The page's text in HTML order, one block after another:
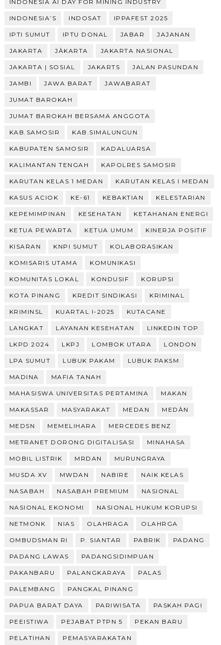
INDONESIA AI DAY FOR MINING INDUSTRY
INDONESIA’S INDOSAT IPPAFEST 2025
IPTI SUMUT IPTU DONAL JABAR JAJANAN
JAKARTA JÀKARTA JAKARTA NASIONAL
JAKARTA | SOSIAL JAKARTS JALAN PASUNDAN
JAMBI JAWA BARAT JAWABARAT
JUMAT BAROKAH
JUMAT BAROKAH BERSAMA ANGGOTA
KAB.SAMOSIR KAB.SIMALUNGUN
KABUPATEN SAMOSIR KADALUARSA
KALIMANTAN TENGAH KAPOLRES SAMOSIR
KARUTAN KELAS 1 MEDAN KARUTAN KELAS I MEDAN
KASUS ACIOK KE-61 KEBAKTIAN KELESTARIAN
KEPEMIMPINAN KESEHATAN KETAHANAN ENERGI
KETUA PEWARTA KETUA UMUM KINERJA POSITIF
KISARAN KNPI SUMUT KOLABORASIKAN
KOMISARIS UTAMA KOMUNIKASI
KOMUNITAS LOKAL KONDUSIF KORUPSI
KOTA PINANG KREDIT SINDIKASI KRIMINAL
KRIMINSL KUARTAL I-2025 KUTACANE
LANGKAT LAYANAN KESEHATAN LINKEDIN TOP
LKPD 2024 LKPJ LOMBOK UTARA LONDON
LPA SUMUT LUBUK PAKAM LUBUK PAKSM
MADINA MAFIA TANAH
MAHASISWA UNIVERSITAS PERTAMINA MAKAN
MAKASSAR MASYARAKAT MEDAN MEDÀN
MEDSN MEMELIHARA MERCEDES BENZ
METRANET DORONG DIGITALISASI MINAHASA
MOBIL LISTRIK MRDAN MURUNGRAYA
MUSDA XV MWDAN NABIRE NAIK KELAS
NASABAH NASABAH PREMIUM NASIONAL
NASIONAL EKONOMI NASIONAL HUKUM KORUPSI
NETMONK NIAS OLAHRAGA OLAHRGA
OMBUDSMAN RI P. SIANTAR PABRIK PADANG
PADANG LAWAS PADANGSIDIMPUAN
PAKANBARU PALANGKARAYA PALAS
PALEMBANG PANGKAL PINANG
PAPUA BARAT DAYA PARIWISATA PASKAH PAGI
PEEISTIWA PEJABAT PTPN 5 PEKAN BARU
PELATIHAN PEMASYARAKATAN